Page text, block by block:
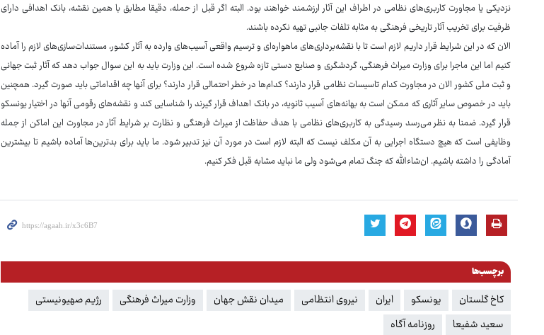
نزدیکی یا مجاورت کاربری‌های نظامی در اطراف این آثار ارزشمند خواهند بود. البته اگر قبل از حمله، دقیقا مطابق با همین نقشه، بانک اهدافی دارای
ظرفیت برای تخریب آثار تاریخی فرهنگی به مثابه تلفات جانبی تهیه نکرده باشند.
الان که در این شرایط قرار داریم لازم است تا با نقشه‌برداری‌های ماهواره‌ای و ترسیم واقعی آسیب‌های وارده به آثار کشور، مستندات‌سازی‌های لازم را آماده
کنیم اما این ماجرا برای وزارت میراث فرهنگی، گردشگری و صنایع دستی تازه شروع شده است. این وزارت باید به این سوال جواب دهد که آثار ثبت جهانی
و ثبت ملی کشور الان در مجاورت کدام تاسیسات نظامی قرار دارند؟ کدام‌ها در خطر احتمالی قرار دارند؟ برای آنها چه اقداماتی باید صورت گیرد. همچنین
باید در خصوص سایر آثاری که ممکن است به بهانه‌های آسیب ثانویه، در بانک اهداف قرار گیرند را شناسایی کند و نقشه‌های رقومی آنها در اختیار یونسکو
قرار گیرد. ضمنا به نظر می‌رسد رسیدگی به کاربری‌های نظامی با هدف حفاظت از میراث فرهنگی و نظارت بر شرایط آثار در مجاورت این اماکن از جمله
وظایفی است که هیچ دستگاه اجرایی به آن مکلف نیست که البته لازم است در مورد آن نیز تدبیر شود. ما باید برای بدترین‌ها آماده باشیم تا بیشترین
آمادگی را داشته باشیم. ان‌شاءالله که جنگ تمام می‌شود ولی ما نباید مشابه قبل فکر کنیم.
برچسب‌ها
کاخ گلستان یونسکو ایران نیروی انتظامی میدان نقش جهان وزارت میراث فرهنگی
رژیم صهیونیستی
سعید شفیعا
روزنامه آگاه